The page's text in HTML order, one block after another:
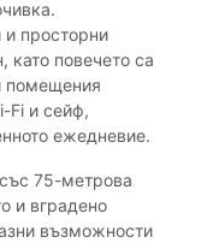
и просторни
като повечето са
помещения
Fi и сейф,
ежедневие.
75-метрова
и вградено
възможности